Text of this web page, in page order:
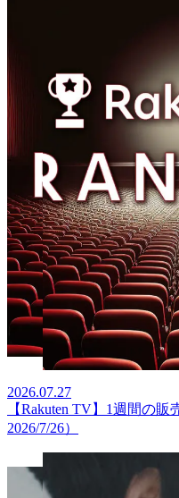
2026.07.27
【Rakuten TV】1週間の
2026/7/26）